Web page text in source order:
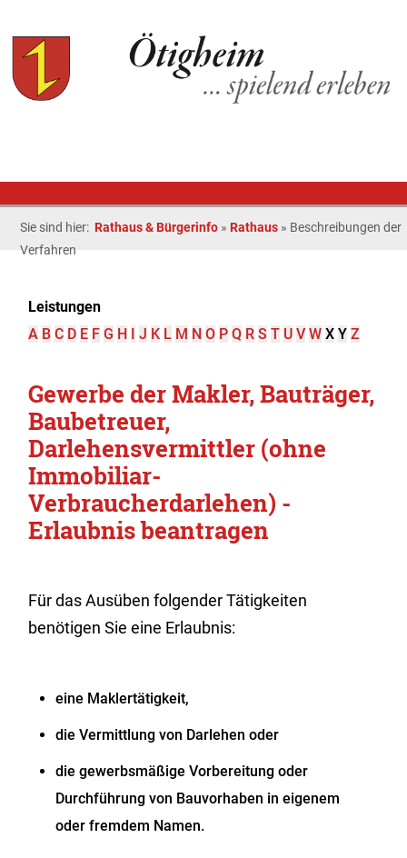
Sie sind hier: Rathaus & Bürgerinfo » Rathaus » Beschreibungen der
Verfahren
Leistungen
A B C D E F G H I J K L M N O P Q R S T U V W X Y Z
Gewerbe der Makler, Bauträger,
Baubetreuer,
Darlehensvermittler (ohne
Immobiliar-
Verbraucherdarlehen) -
Erlaubnis beantragen
Für das Ausüben folgender Tätigkeiten
benötigen Sie eine Erlaubnis:
eine Maklertätigkeit,
die Vermittlung von Darlehen oder
die gewerbsmäßige Vorbereitung oder
Durchführung von Bauvorhaben in eigenem
oder fremdem Namen.